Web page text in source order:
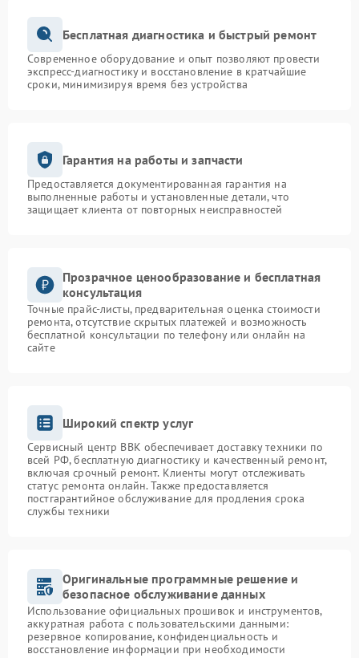
Бесплатная диагностика и быстрый ремонт
Современное оборудование и опыт позволяют провести
экспресс-диагностику и восстановление в кратчайшие
сроки, минимизируя время без устройства
Гарантия на работы и запчасти
Предоставляется документированная гарантия на
выполненные работы и установленные детали, что
защищает клиента от повторных неисправностей
Прозрачное ценообразование и бесплатная
консультация
Точные прайс-листы, предварительная оценка стоимости
ремонта, отсутствие скрытых платежей и возможность
бесплатной консультации по телефону или онлайн на
сайте
Широкий спектр услуг
Сервисный центр BBK обеспечивает доставку техники по
всей РФ, бесплатную диагностику и качественный ремонт,
включая срочный ремонт. Клиенты могут отслеживать
статус ремонта онлайн. Также предоставляется
постгарантийное обслуживание для продления срока
службы техники
Оригинальные программные решение и
безопасное обслуживание данных
Использование официальных прошивок и инструментов,
аккуратная работа с пользовательскими данными:
резервное копирование, конфиденциальность и
восстановление информации при необходимости